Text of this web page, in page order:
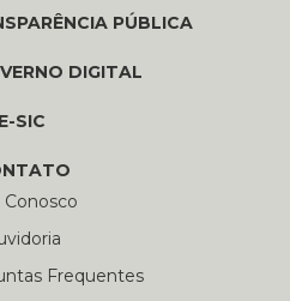
PÚBLICA
DIGITAL
E-SIC
Conosco
Frequentes